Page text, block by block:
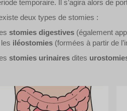
temporaire. Il s’agira alors de
deux types de stomies :
stomies digestives (également
iléostomies (formées à partir de
stomies urinaires dites